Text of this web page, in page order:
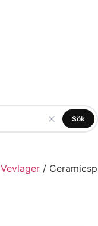
Sök
Vevlager /